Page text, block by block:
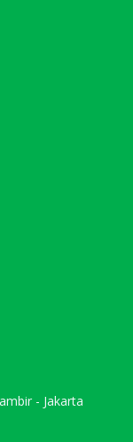
- Jakarta